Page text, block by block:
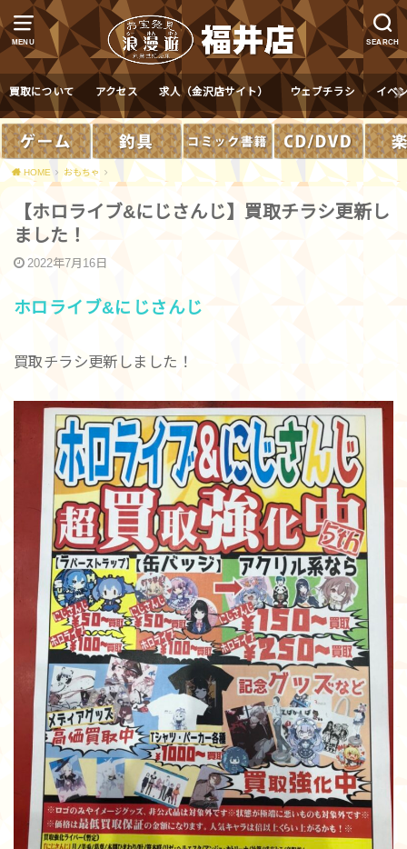
MENU SEARCH
買取について アクセス 求人（金沢店サイト） ウェブチラシ イベ
HOME おもちゃ
【ホロライブ&にじさんじ】買取チラシ更新し
ました！
2022年7月16日
ホロライブ&にじさんじ
買取チラシ更新しました！